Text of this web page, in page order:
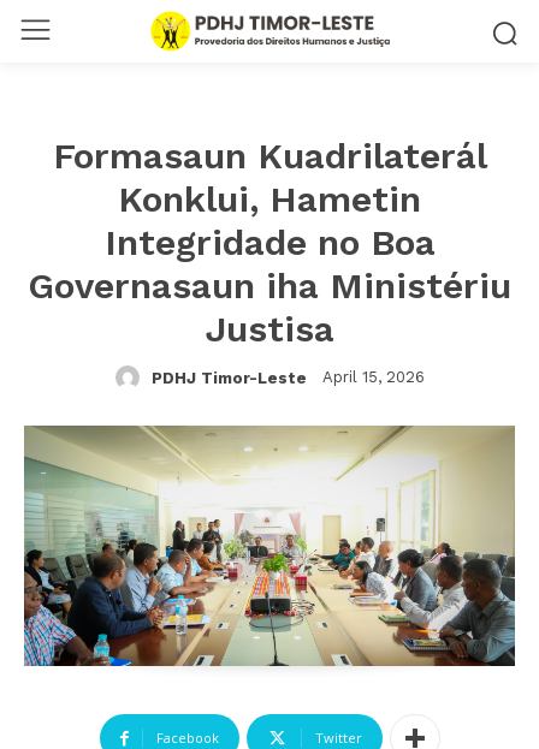
Formasaun Kuadrilaterál
Konklui, Hametin
Integridade no Boa
Governasaun iha Ministériu
Justisa
PDHJ Timor-Leste April 15, 2026
Facebook Twitter